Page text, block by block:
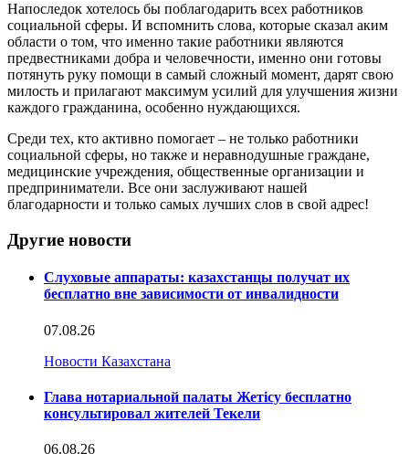
Напоследок хотелось бы поблагодарить всех работников
социальной сферы. И вспомнить слова, которые сказал аким
области о том, что именно такие работники являются
предвестниками добра и человечности, именно они готовы
потянуть руку помощи в самый сложный момент, дарят свою
милость и прилагают максимум усилий для улучшения жизни
каждого гражданина, особенно нуждающихся.
Среди тех, кто активно помогает – не только работники
социальной сферы, но также и неравнодушные граждане,
медицинские учреждения, общественные организации и
предприниматели. Все они заслуживают нашей
благодарности и только самых лучших слов в свой адрес!
Другие новости
Слуховые аппараты: казахстанцы получат их
бесплатно вне зависимости от инвалидности
07.08.26
Новости Казахстана
Глава нотариальной палаты Жетісу бесплатно
консультировал жителей Текели
06.08.26